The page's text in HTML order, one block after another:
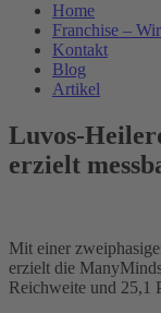
Home
Franchise –
Kontakt
Blog
Artikel
Luvos-
erzielt
Mit einer
erzielt die
Reichweite und 25,1